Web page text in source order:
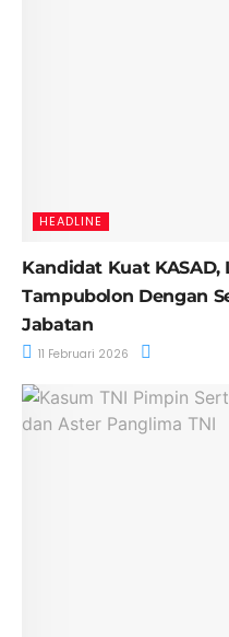
HEADLINE
Kandidat Kuat KASAD,
Tampubolon Dengan
Jabatan
11 Februari 2026